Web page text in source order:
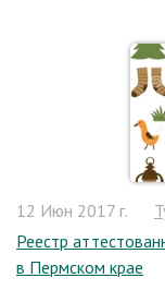
12 Июн 2017 г.
Реестр
в Пермском крае